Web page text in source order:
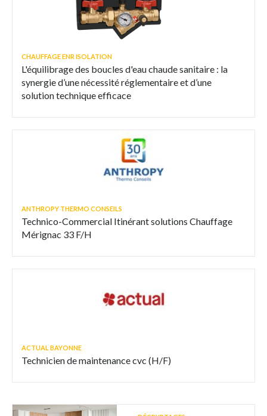
CHAUFFAGE ENR ISOLATION
L'équilibrage des boucles d'eau chaude sanitaire : la
synergie d’une nécessité réglementaire et d’une
solution technique efficace
ANTHROPY THERMO CONSEILS
Technico-Commercial Itinérant solutions Chauffage
Mérignac 33 F/H
ACTUAL BAYONNE
Technicien de maintenance cvc (H/F)